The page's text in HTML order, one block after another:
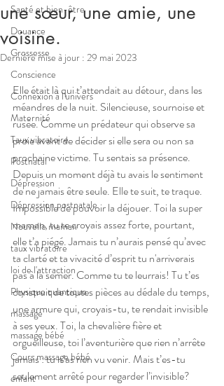
Santé et bien-être
Douance
Grossesse
Conscience
Connexion à l'univers
Maternité
Taux vibratoire
Postnatal
Dépression
Dépression postnatale
Nouvelle maman
taux vibratoire
loi de l'attraction
Physique quantique
massage
massage bébé
Cours massage bébé
enfant
une sœur, une amie, une
voisine.
Dernière mise à jour : 29 mai 2023
Elle était là qui t’attendait au détour, dans les
méandres de la nuit. Silencieuse, sournoise et
rusée. Comme un prédateur qui observe sa
proie avant de décider si elle sera ou non sa
prochaine victime. Tu sentais sa présence.
Depuis un moment déjà tu avais le sentiment
de ne jamais être seule. Elle te suit, te traque.
Impossible de pouvoir la déjouer. Toi la super
maman, tu te croyais assez forte, pourtant,
elle t’a piégé. Jamais tu n’aurais pensé qu’avec
ta clarté et ta vivacité d’esprit tu n'arriverais
pas à la semer. Comme tu te leurrais! Tu t’es
construit de toutes pièces au dédale du temps,
une armure qui, croyais-tu, te rendait invisible
à ses yeux. Toi, la chevalière fière et
orgueilleuse, toi l’aventurière que rien n’arrête
jamais : tu n’as rien vu venir. Mais t’es-tu
seulement arrêté pour regarder l’invisible?